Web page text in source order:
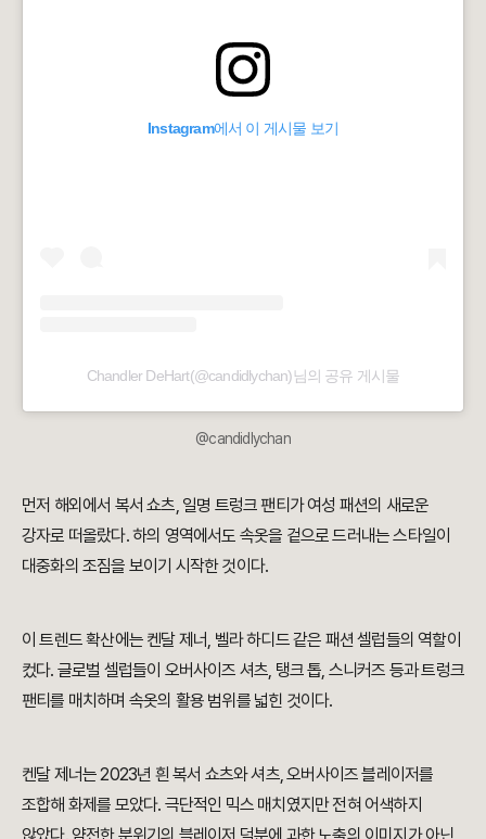
Instagram에서 이 게시물 보기
Chandler DeHart(@candidlychan)님의 공유 게시물
@candidlychan
먼저 해외에서 복서 쇼츠, 일명 트렁크 팬티가 여성 패션의 새로운
강자로 떠올랐다. 하의 영역에서도 속옷을 겉으로 드러내는 스타일이
대중화의 조짐을 보이기 시작한 것이다.
이 트렌드 확산에는 켄달 제너, 벨라 하디드 같은 패션 셀럽들의 역할이
컸다. 글로벌 셀럽들이 오버사이즈 셔츠, 탱크 톱, 스니커즈 등과 트렁크
팬티를 매치하며 속옷의 활용 범위를 넓힌 것이다.
켄달 제너는 2023년 흰 복서 쇼츠와 셔츠, 오버사이즈 블레이저를
조합해 화제를 모았다. 극단적인 믹스 매치였지만 전혀 어색하지